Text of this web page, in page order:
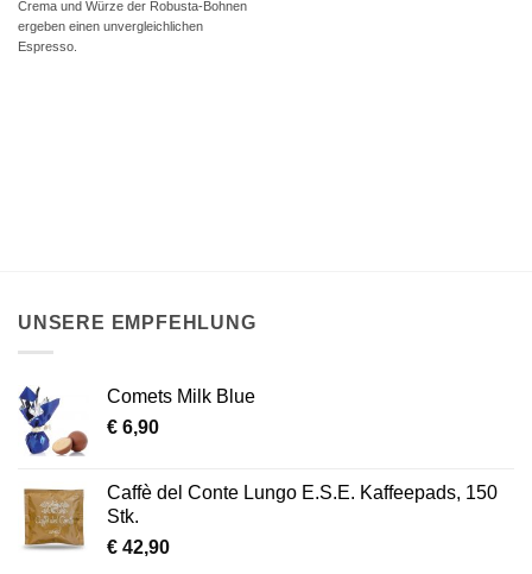
Crema und Würze der Robusta-Bohnen
ergeben einen unvergleichlichen
Espresso.
UNSERE EMPFEHLUNG
Comets Milk Blue
€ 6,90
Caffè del Conte Lungo E.S.E. Kaffeepads, 150
Stk.
€ 42,90